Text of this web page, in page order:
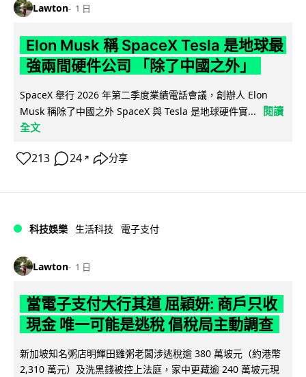
Lawton 1 日
Elon Musk 稱 SpaceX Tesla 是地球最
強兩間硬件公司 「除了中國之外」
SpaceX 舉行 2026 年第二季度業績電話會議，創辦人 Elon
Musk 稱除了中國之外 SpaceX 與 Tesla 是地球硬件實...
閱讀
全文
213 24 ↗ 分享
科技娛樂 生活科技 電子支付
Lawton 1 日
當電子支付大行其道 屈穎妍: 商戶只收
現金 唯一可能是逃稅 倡稅局主動調查
新加坡知名粥店明輝田雞粥老闆涉逃稅逾 380 萬坡元（約港幣
2,310 萬元）及洗黑錢被控上法庭，家中更藏逾 240 萬坡元現